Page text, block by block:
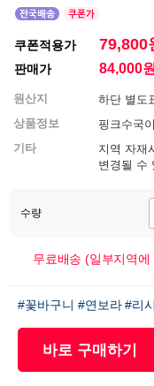
쿠폰적용가 79,800
판매가 84,000원
원산지
하단 별도
상품정보
핑크수국
기타
지역 자재
변경될 수
수량
무료배송 (일부지역
#꽃바구니 #연보라 #리
바로 구매하기